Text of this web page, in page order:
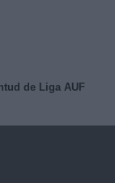
de Liga AUF